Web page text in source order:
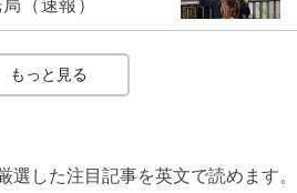
（速報）
もっと見る
選した注目記事を英文で読めます。